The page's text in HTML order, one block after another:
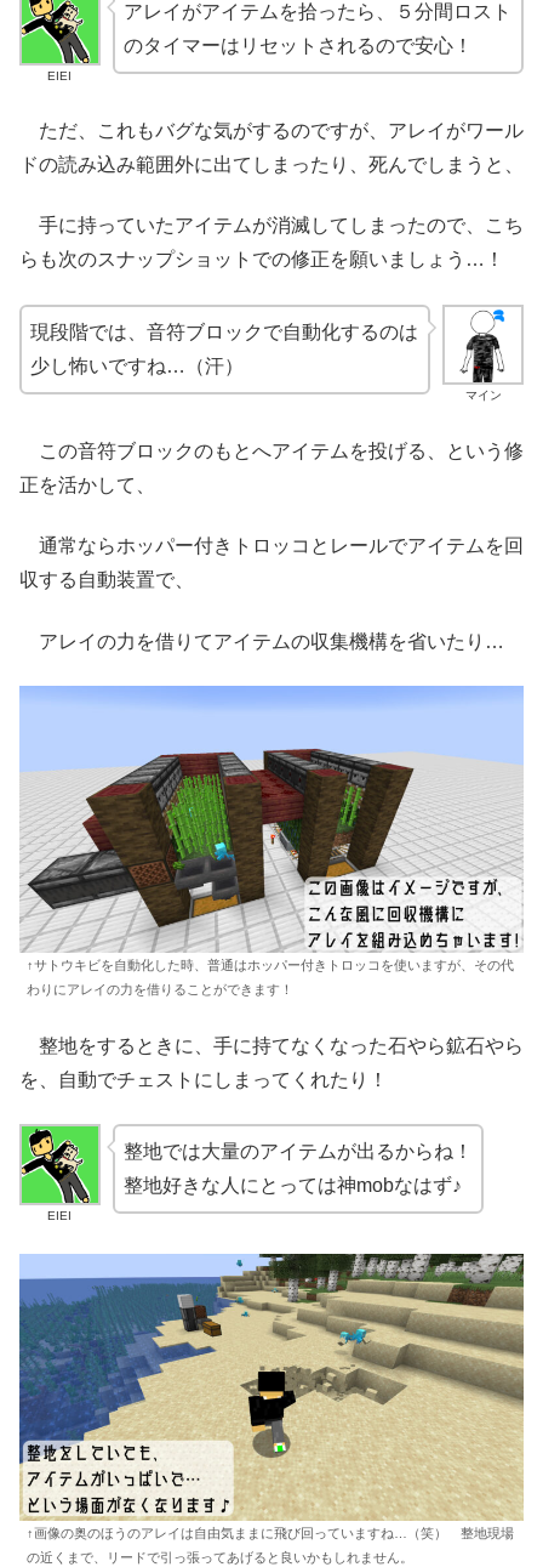
EIEI
アレイがアイテムを拾ったら、５分間ロスト
のタイマーはリセットされるので安心！
ただ、これもバグな気がするのですが、アレイがワール
ドの読み込み範囲外に出てしまったり、死んでしまうと、
手に持っていたアイテムが消滅してしまったので、こち
らも次のスナップショットでの修正を願いましょう…！
マイン
現段階では、音符ブロックで自動化するのは
少し怖いですね…（汗）
この音符ブロックのもとへアイテムを投げる、という修
正を活かして、
通常ならホッパー付きトロッコとレールでアイテムを回
収する自動装置で、
アレイの力を借りてアイテムの収集機構を省いたり…
↑サトウキビを自動化した時、普通はホッパー付きトロッコを使いますが、その代
わりにアレイの力を借りることができます！
整地をするときに、手に持てなくなった石やら鉱石やら
を、自動でチェストにしまってくれたり！
EIEI
整地では大量のアイテムが出るからね！
整地好きな人にとっては神mobなはず♪
↑画像の奥のほうのアレイは自由気ままに飛び回っていますね…（笑） 整地現場
の近くまで、リードで引っ張ってあげると良いかもしれません。